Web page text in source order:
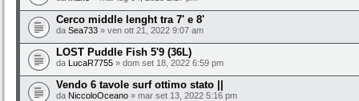
Cerco middle lenght tra 7' e 8'
da Sea733 » ven ott 21, 2022 9:07 am
LOST Puddle Fish 5'9 (36L)
da LucaR7755 » dom set 18, 2022 6:59 pm
Vendo 6 tavole surf ottimo stato ||
da NiccoloOceano » mar set 13, 2022 5:16 pm